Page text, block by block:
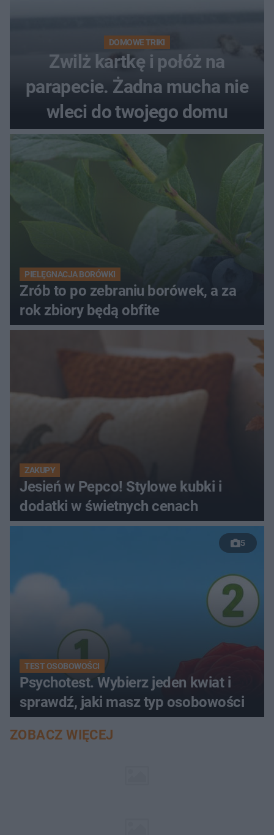
DOMOWE TRIKI
Zwilż kartkę i połóż na
parapecie. Żadna mucha nie
wleci do twojego domu
PIELĘGNACJA BORÓWKI
Zrób to po zebraniu borówek, a za
rok zbiory będą obfite
ZAKUPY
Jesień w Pepco! Stylowe kubki i
dodatki w świetnych cenach
5
TEST OSOBOWOŚCI
Psychotest. Wybierz jeden kwiat i
sprawdź, jaki masz typ osobowości
ZOBACZ WIĘCEJ